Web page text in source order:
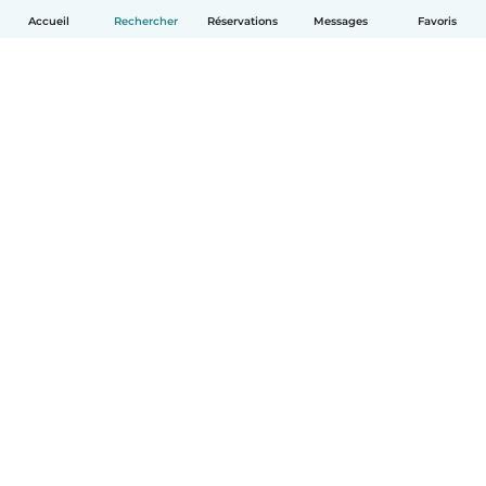
Accueil Rechercher Réservations Messages Favoris